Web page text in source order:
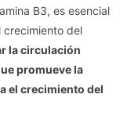
B3, es esencial
crecimiento del
la circulación
promueve la
el crecimiento del